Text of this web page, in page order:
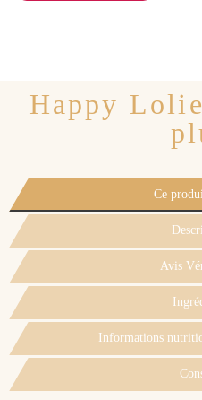
Happy
Ce
Avis
Informations